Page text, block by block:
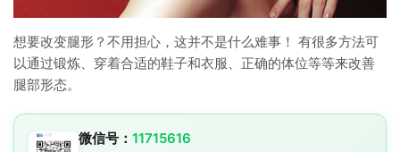
想要改变腿形？不用担心，这并不是什么难事！ 有很多方法可
以通过锻炼、穿着合适的鞋子和衣服、正确的体位等等来改善
腿部形态。
微信号： 11715616